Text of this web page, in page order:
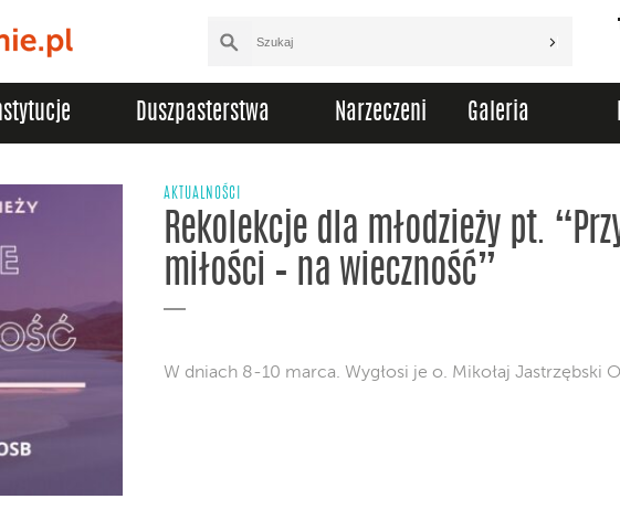
Duszpasterstwa Narzeczeni Galeria
AKTUALNOŚCI
Rekolekcje dla młodzieży pt.
miłości – na wieczność”
W dniach 8-10 marca. Wygłosi je o. Mikołaj Jastrzębski